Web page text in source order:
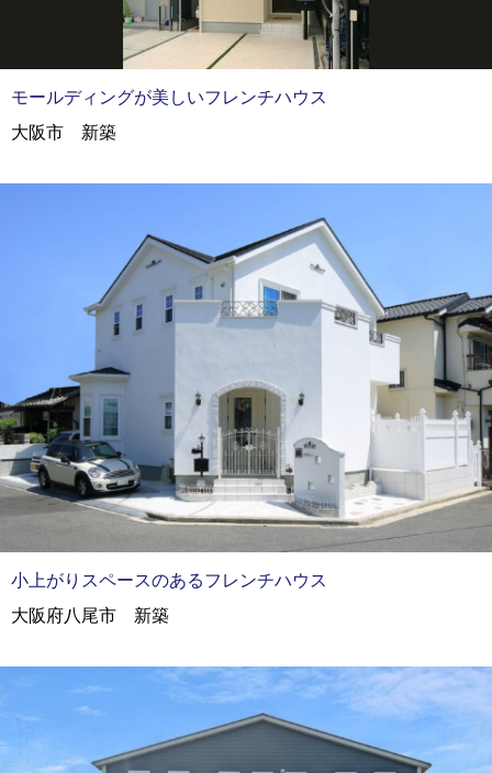
モールディングが美しいフレンチハウス
大阪市 新築
小上がりスペースのあるフレンチハウス
大阪府八尾市 新築